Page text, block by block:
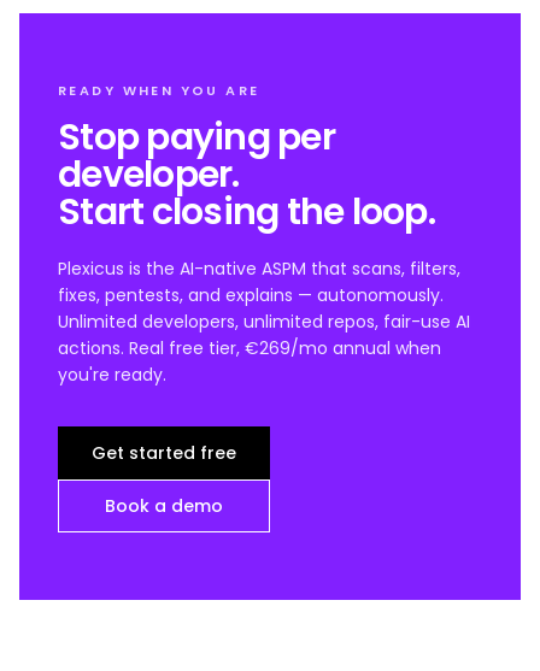
READY WHEN YOU ARE
Stop paying per
developer.
Start closing the loop.
Plexicus is the AI-native ASPM that scans, filters,
fixes, pentests, and explains — autonomously.
Unlimited developers, unlimited repos, fair-use AI
actions. Real free tier, €269/mo annual when
you're ready.
Get started free
Book a demo